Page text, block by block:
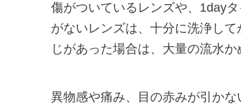
傷がついているレンズや、1day
がないレンズは、十分に洗浄し
じがあった場合は、大量の流水か
異物感や痛み、目の赤みが引かな